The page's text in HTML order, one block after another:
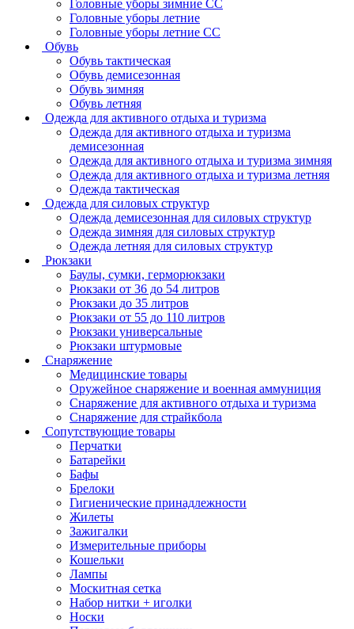
Головные уборы зимние СС
Головные уборы летние
Головные уборы летние СС
Обувь
Обувь тактическая
Обувь демисезонная
Обувь зимняя
Обувь летняя
Одежда для активного отдыха и туризма
Одежда для активного отдыха и туризма
демисезонная
Одежда для активного отдыха и туризма зимняя
Одежда для активного отдыха и туризма летняя
Одежда тактическая
Одежда для силовых структур
Одежда демисезонная для силовых структур
Одежда зимняя для силовых структур
Одежда летняя для силовых структур
Рюкзаки
Баулы, сумки, герморюкзаки
Рюкзаки от 36 до 54 литров
Рюкзаки до 35 литров
Рюкзаки от 55 до 110 литров
Рюкзаки универсальные
Рюкзаки штурмовые
Снаряжение
Медицинские товары
Оружейное снаряжение и военная аммуниция
Снаряжение для активного отдыха и туризма
Снаряжение для страйкбола
Сопутствующие товары
Перчатки
Батарейки
Бафы
Брелоки
Гигиенические принадлежности
Жилеты
Зажигалки
Измерительные приборы
Кошельки
Лампы
Москитная сетка
Набор нитки + иголки
Носки